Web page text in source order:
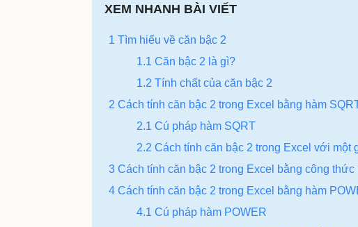
XEM NHANH BÀI VIẾT
1 Tìm hiểu về căn bậc 2
1.1 Căn bậc 2 là gì?
1.2 Tính chất của căn bậc 2
2 Cách tính căn bậc 2 trong Excel bằng hàm
2.1 Cú pháp hàm SQRT
2.2 Cách tính căn bậc 2 trong Excel với một
3 Cách tính căn bậc 2 trong Excel bằng công thức
4 Cách tính căn bậc 2 trong Excel bằng hàm
4.1 Cú pháp hàm POWER